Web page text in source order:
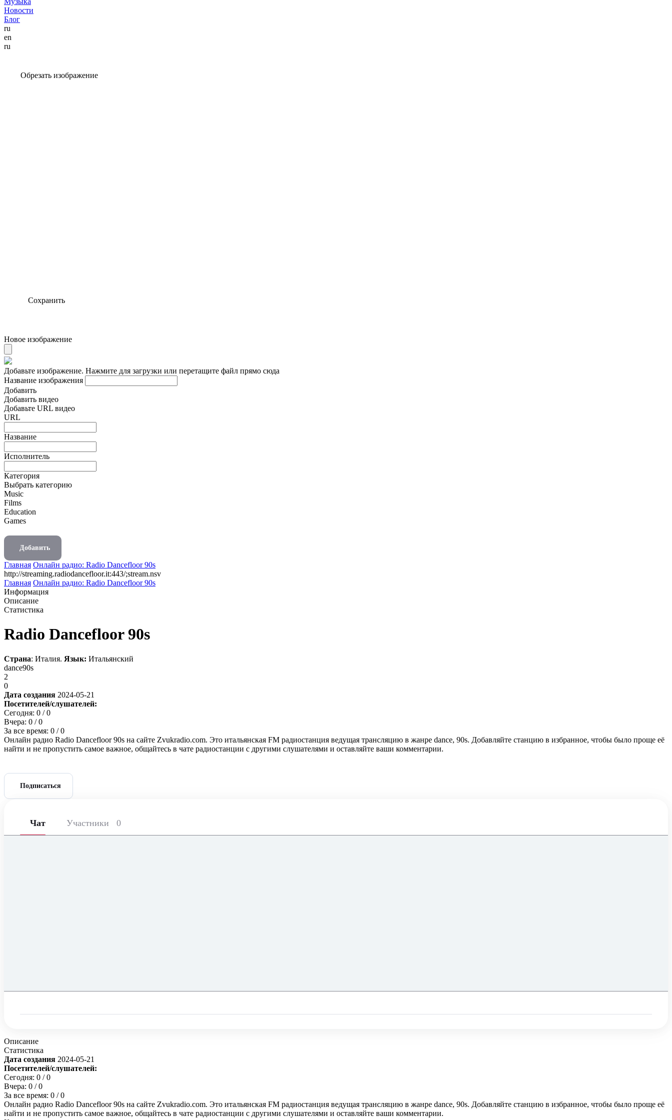
Новости
Блог
ru
en
ru
Обрезать изображение
Сохранить
Новое изображение
Добавьте изображение. Нажмите для загрузки или перетащите файл прямо сюда
Название изображения
Добавить
Добавить видео
Добавьте URL видео
URL
Название
Исполнитель
Категория
Выбрать категорию
Music
Films
Education
Games
Добавить
Главная Онлайн радио: Radio Dancefloor 90s
http://streaming.radiodancefloor.it:443/;stream.nsv
Главная Онлайн радио: Radio Dancefloor 90s
Информация
Описание
Статистика
Radio Dancefloor 90s
Страна: Италия. Язык: Итальянский
dance90s
2
0
Дата создания 2024-05-21
Посетителей/слушателей:
Сегодня: 0 / 0
Вчера: 0 / 0
За все время: 0 / 0
Онлайн радио Radio Dancefloor 90s на сайте Zvukradio.com. Это итальянская FM радиостанция ведущая трансляцию в жанре dance, 90s. Добавляйте станцию в избранное, чтобы было проще её
найти и не пропустить самое важное, общайтесь в чате радиостанции с другими слушателями и оставляйте ваши комментарии.
Подписаться
Чат Участники 0
Описание
Статистика
Дата создания 2024-05-21
Посетителей/слушателей:
Сегодня: 0 / 0
Вчера: 0 / 0
За все время: 0 / 0
Онлайн радио Radio Dancefloor 90s на сайте Zvukradio.com. Это итальянская FM радиостанция ведущая трансляцию в жанре dance, 90s. Добавляйте станцию в избранное, чтобы было проще её
найти и не пропустить самое важное, общайтесь в чате радиостанции с другими слушателями и оставляйте ваши комментарии.